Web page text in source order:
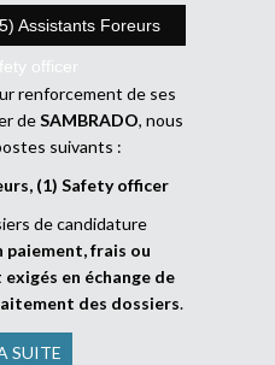
Assistants Foreurs
officer
renforcement de ses
deSAMBRADO, nous
suivants :
(1) Safety officer
de candidature
paiement, frais ou
en échange de
des dossiers.
SUITE